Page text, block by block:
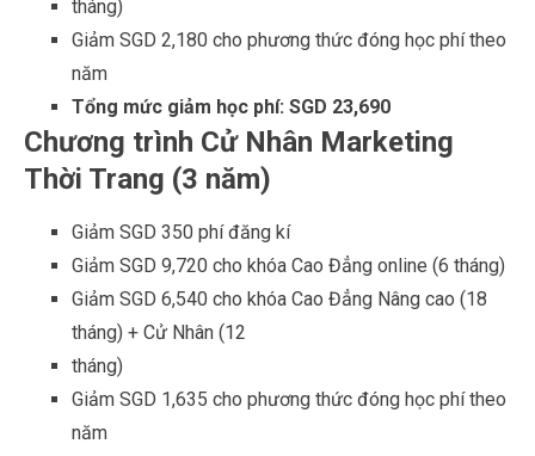
Giảm SGD 2,180 cho phương thức đóng học phí theo
năm
Tổng mức giảm học phí: SGD 23,690
Chương trình Cử Nhân Marketing
Thời Trang (3 năm)
Giảm SGD 9,720 cho khóa Cao Đẳng online (6 tháng)
Giảm SGD 6,540 cho khóa Cao Đẳng Nâng cao (18
tháng) + Cử Nhân (12
tháng)
Giảm SGD 1,635 cho phương thức đóng học phí theo
năm
Tổng mức giảm học phí: SGD 18,245